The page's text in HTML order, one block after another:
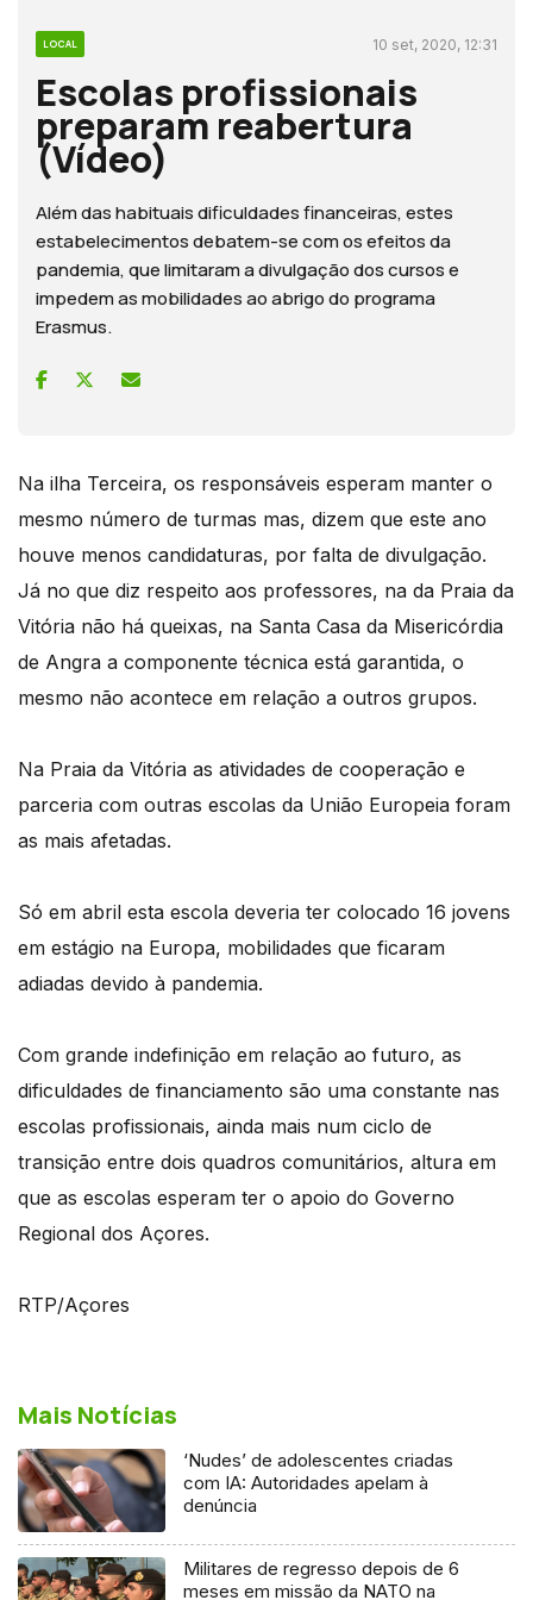
LOCAL 10 set, 2020, 12:31
Escolas profissionais
preparam reabertura
(Vídeo)
Além das habituais dificuldades financeiras, estes
estabelecimentos debatem-se com os efeitos da
pandemia, que limitaram a divulgação dos cursos e
impedem as mobilidades ao abrigo do programa
Erasmus.
Na ilha Terceira, os responsáveis esperam manter o
mesmo número de turmas mas, dizem que este ano
houve menos candidaturas, por falta de divulgação.
Já no que diz respeito aos professores, na da Praia da
Vitória não há queixas, na Santa Casa da Misericórdia
de Angra a componente técnica está garantida, o
mesmo não acontece em relação a outros grupos.
Na Praia da Vitória as atividades de cooperação e
parceria com outras escolas da União Europeia foram
as mais afetadas.
Só em abril esta escola deveria ter colocado 16 jovens
em estágio na Europa, mobilidades que ficaram
adiadas devido à pandemia.
Com grande indefinição em relação ao futuro, as
dificuldades de financiamento são uma constante nas
escolas profissionais, ainda mais num ciclo de
transição entre dois quadros comunitários, altura em
que as escolas esperam ter o apoio do Governo
Regional dos Açores.
RTP/Açores
Mais Notícias
‘Nudes’ de adolescentes criadas
com IA: Autoridades apelam à
denúncia
Militares de regresso depois de 6
meses em missão da NATO na